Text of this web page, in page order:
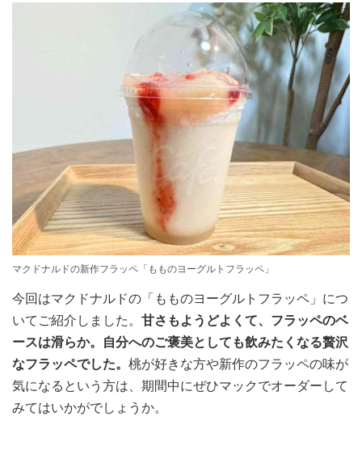
マクドナルドの新作フラッペ「もものヨーグルトフラッペ」
今回はマクドナルドの「もものヨーグルトフラッペ」につ
いてご紹介しました。 甘さもようどよくて、フラッペのベ
ースは滑らか。自分へのご褒美としても飲みたくなる贅沢
なフラッペでした。 桃が好きな方や新作のフラッペの味が
気になるという方は、期間中にぜひマックでオーダーして
みてはいかがでしょうか。